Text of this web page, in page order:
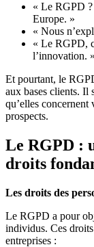
« Le RGPD ?
Europe. »
« Nous
« Le RGPD,
l’innovation. »
Et pourtant, le
aux bases clients. Il
qu’elles concernent
prospects.
Le RGPD :
droits
Les droits des
Le RGPD a pour
individus. Ces
entreprises :